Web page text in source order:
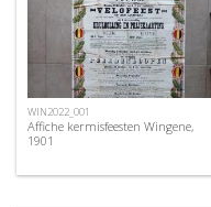
WIN2022_001
Affiche kermisfeesten Wingene,
1901